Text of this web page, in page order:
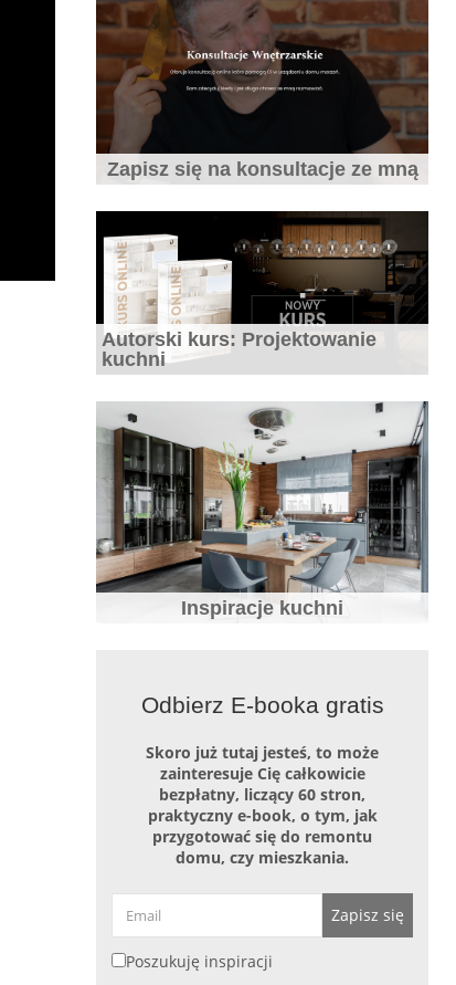
Jakie fronty do kuchni wybrać - fronty
kuchenne
10 błędów w aranżacji kuchni
Jaki blat do kuchni wybrać
przy projektowaniu wnętrz.
7 błędów które zepsują aranżację
Zapisz się na konsultacje ze mną
Autorski kurs: Projektowanie
kuchni
Inspiracje kuchni
Odbierz E-booka gratis
Skoro już tutaj jesteś, to może
zainteresuje Cię całkowicie
bezpłatny, liczący 60 stron,
praktyczny e-book, o tym, jak
przygotować się do remontu
domu, czy mieszkania.
Zapisz się
Poszukuję inspiracji